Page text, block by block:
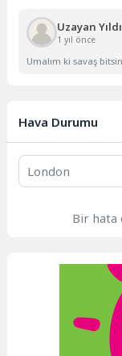
Uzayan
1 yıl önce
Umalım ki savaş
Hava Durumu
Bir hata